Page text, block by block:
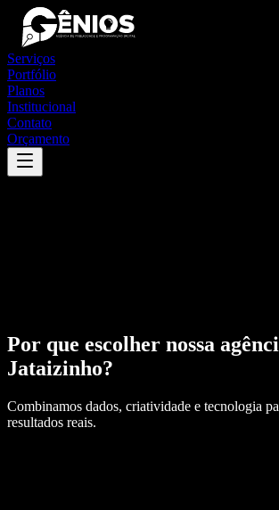
Serviços
Portfólio
Planos
Institucional
Contato
Orçamento
Por que escolher nossa
Jataizinho?
Combinamos dados, criatividade e tecnologia
resultados reais.